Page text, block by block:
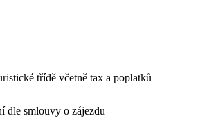
třídě včetně tax a poplatků
dle smlouvy o zájezdu